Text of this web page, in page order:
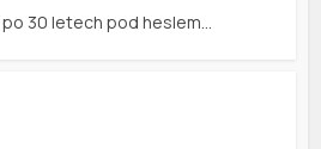
30 letech pod heslem…